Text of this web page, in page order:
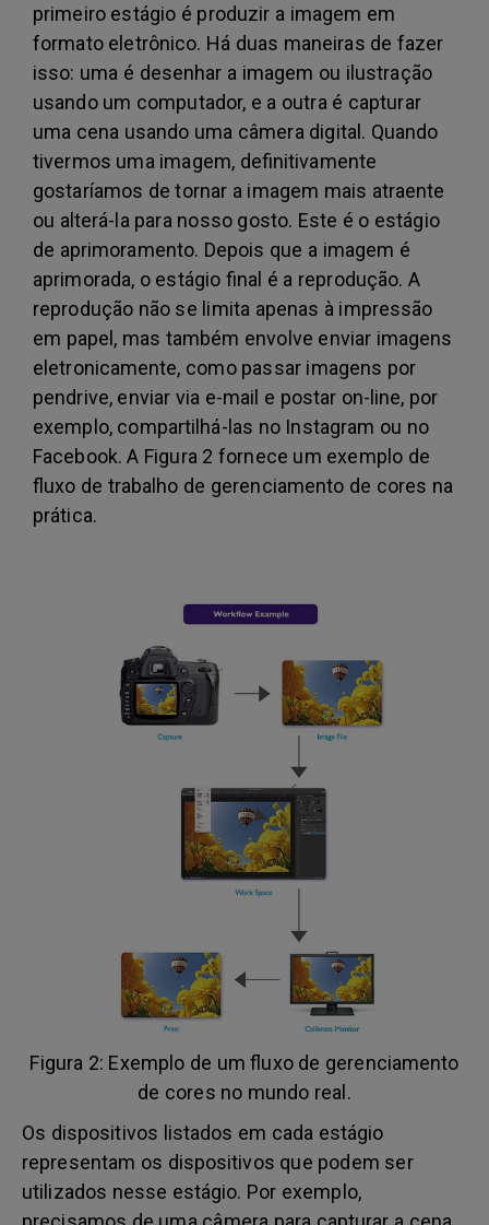
primeiro estágio é produzir a imagem em
formato eletrônico. Há duas maneiras de fazer
isso: uma é desenhar a imagem ou ilustração
usando um computador, e a outra é capturar
uma cena usando uma câmera digital. Quando
tivermos uma imagem, definitivamente
gostaríamos de tornar a imagem mais atraente
ou alterá-la para nosso gosto. Este é o estágio
de aprimoramento. Depois que a imagem é
aprimorada, o estágio final é a reprodução. A
reprodução não se limita apenas à impressão
em papel, mas também envolve enviar imagens
eletronicamente, como passar imagens por
pendrive, enviar via e-mail e postar on-line, por
exemplo, compartilhá-las no Instagram ou no
Facebook. A Figura 2 fornece um exemplo de
fluxo de trabalho de gerenciamento de cores na
prática.
Figura 2: Exemplo de um fluxo de gerenciamento
de cores no mundo real.
Os dispositivos listados em cada estágio
representam os dispositivos que podem ser
utilizados nesse estágio. Por exemplo,